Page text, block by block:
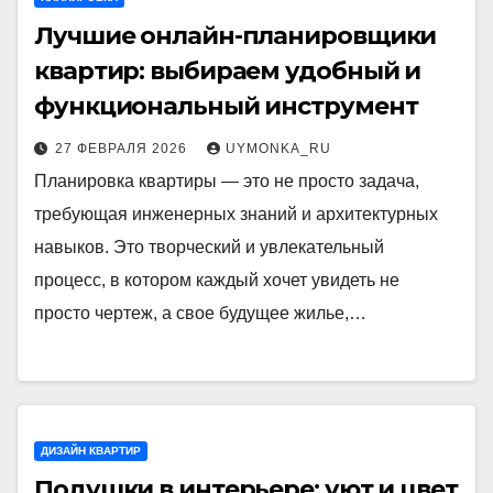
Лучшие онлайн-планировщики
квартир: выбираем удобный и
функциональный инструмент
27 ФЕВРАЛЯ 2026 UYMONKA_RU
Планировка квартиры — это не просто задача,
требующая инженерных знаний и архитектурных
навыков. Это творческий и увлекательный
процесс, в котором каждый хочет увидеть не
просто чертеж, а свое будущее жилье,…
ДИЗАЙН КВАРТИР